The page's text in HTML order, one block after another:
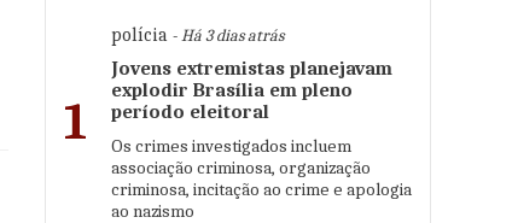
1
polícia - Há 3 dias atrás
Jovens extremistas planejavam
explodir Brasília em pleno
período eleitoral
Os crimes investigados incluem
associação criminosa, organização
criminosa, incitação ao crime e apologia
ao nazismo